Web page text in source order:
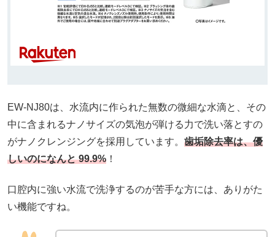
EW-NJ80は、水流内に作られた無数の微細な水滴と、その
中に含まれるナノサイズの気泡が弾ける力で洗い落とすの
がナノクレンジングを採用しています。 歯垢除去率は、優
しいのになんと 99.9% ！
口腔内に強い水流で洗浄するのが苦手な方には、ありがた
い機能ですね。